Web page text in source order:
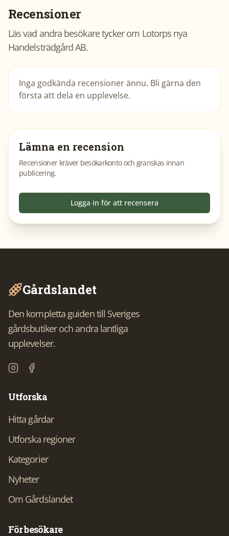
Recensioner
Läs vad andra besökare tycker om Lotorps nya
Handelsträdgård AB.
Inga godkända recensioner ännu. Bli gärna den
första att dela en upplevelse.
Lämna en recension
Recensioner kräver besökarkonto och granskas innan
publicering.
Logga in för att recensera
Gårdslandet
Den kompletta guiden till Sveriges
gårdsbutiker och andra lantliga
upplevelser.
Utforska
Hitta gårdar
Utforska regioner
Kategorier
Nyheter
Om Gårdslandet
För besökare